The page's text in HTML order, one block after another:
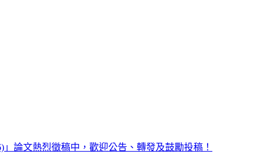
論文熱烈徵稿中，歡迎公告、轉發及鼓勵投稿！